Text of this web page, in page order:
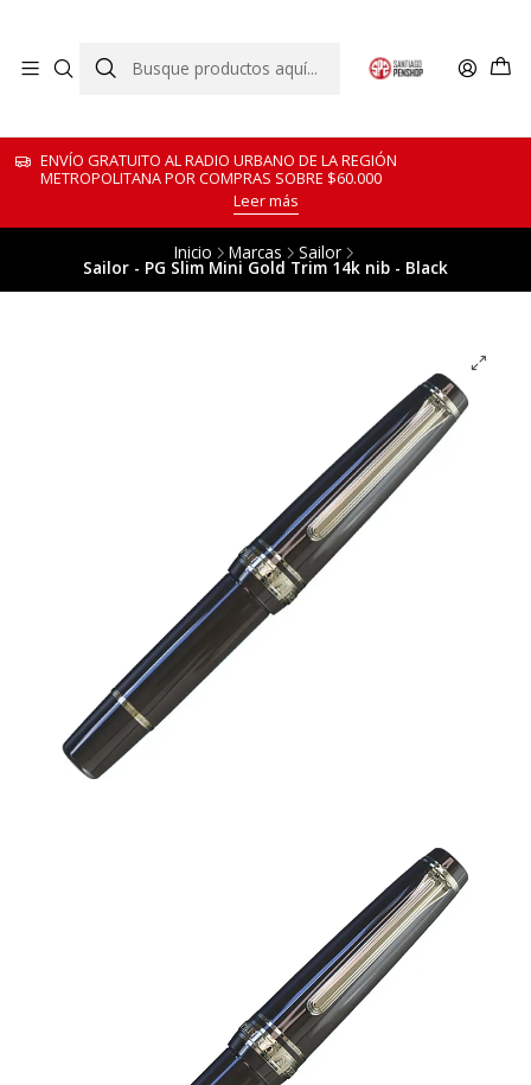
ENVÍO GRATUITO AL RADIO URBANO DE LA REGIÓN
METROPOLITANA POR COMPRAS SOBRE $60.000
Leer más
Inicio Marcas Sailor
Sailor - PG Slim Mini Gold Trim 14k nib - Black